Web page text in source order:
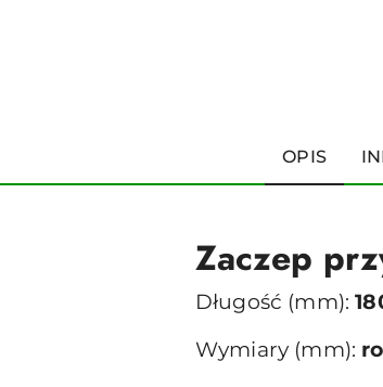
OPIS
Zaczep
Długość (mm):
Wymiary (mm):